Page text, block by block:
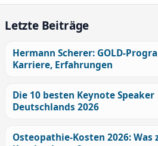
Letzte Beiträge
Hermann Scherer: GOLD-
Karriere, Erfahrungen
Die 10 besten Keynote Speaker
Deutschlands 2026
Osteopathie-Kosten 2026: Was